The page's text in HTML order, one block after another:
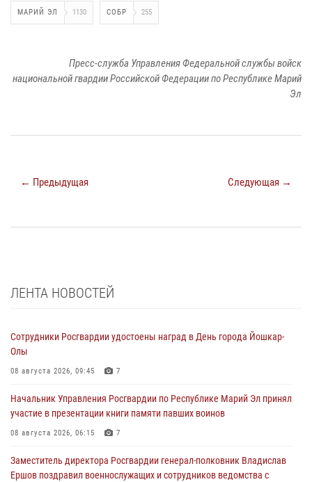
МАРИЙ ЭЛ 1130 СОБР 255
Пресс-служба Управления Федеральной службы войск
национальной гвардии Российской Федерации по Республике Марий
Эл
← Предыдущая Следующая →
ЛЕНТА НОВОСТЕЙ
Сотрудники Росгвардии удостоены наград в День города Йошкар-
Олы
08 августа 2026, 09:45 7
Начальник Управления Росгвардии по Республике Марий Эл принял
участие в презентации книги памяти павших воинов
08 августа 2026, 06:15 7
Заместитель директора Росгвардии генерал-полковник Владислав
Ершов поздравил военнослужащих и сотрудников ведомства с